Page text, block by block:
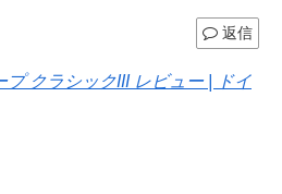
返信
プ クラシックIII レビュー | ドイ